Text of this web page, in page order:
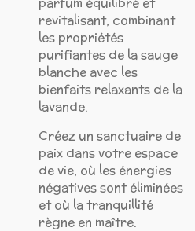
revitalisant, combinant
les propriétés
purifiantes de la sauge
blanche avec les
bienfaits relaxants de la
lavande.
Créez un sanctuaire de
paix dans votre espace
de vie, où les énergies
négatives sont éliminées
et où la tranquillité
règne en maître.